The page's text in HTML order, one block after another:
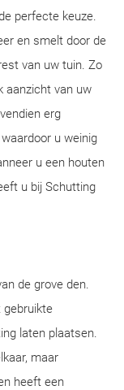
perfecte keuze.
en smelt door de
van uw tuin. Zo
aanzicht van uw
erg
u weinig
u een houten
u bij Schutting
de grove den.
gebruikte
laten plaatsen.
maar
heeft een